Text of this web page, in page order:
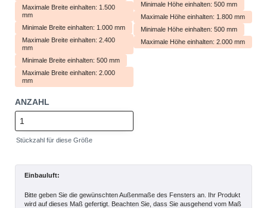
Maximale Breite einhalten: 1.500
mm
Minimale Breite einhalten: 1.000 mm
Maximale Breite einhalten: 2.400
mm
Minimale Breite einhalten: 500 mm
Maximale Breite einhalten: 2.000
mm
Minimale Höhe einhalten: 500 mm
Maximale Höhe einhalten: 1.800 mm
Minimale Höhe einhalten: 500 mm
Maximale Höhe einhalten: 2.000 mm
ANZAHL
Stückzahl für diese Größe
Einbauluft:
Bitte geben Sie die gewünschten Außenmaße des Fensters an. Ihr Produkt
wird auf dieses Maß gefertigt. Beachten Sie, dass Sie ausgehend vom Maß